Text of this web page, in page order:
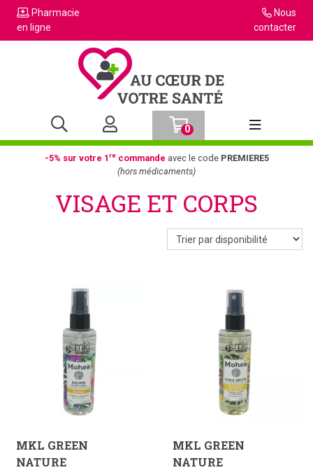
Pharmacie
en ligne
Nous
contacter
0
Afficher la
-5% sur votre 1recommande avec le code PREMIERE5
(hors médicaments)
VISAGE ET CORPS
MKL GREEN
NATURE
MKL GREEN
NATURE